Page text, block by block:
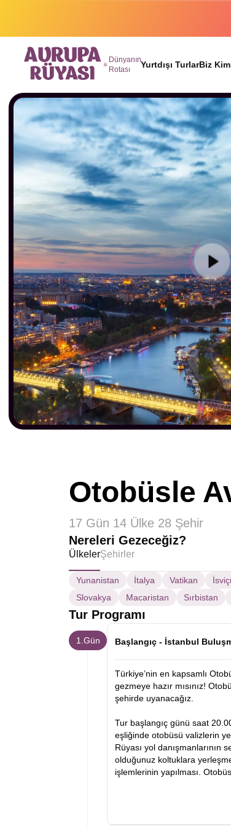
Dünyanın
Rotası
Yurtdışı TurlarBiz
Otobüsle
17 Gün 14 Ülke 28 Şehir
Nereleri Gezeceğiz?
ÜlkelerŞehirler
Yunanistan İtalya Vatikan
Slovakya
Macaristan Sırbistan
Tur Programı
1.Gün Başlangıç - İstanbul
Türkiye’nin en kapsamlı
gezmeye hazır mısınız!
şehirde uyanacağız.
Tur başlangıç günü saat
eşliğinde otobüsü valizlerin
Rüyası yol
olduğunuz koltuklara
işlemlerinin yapılması.